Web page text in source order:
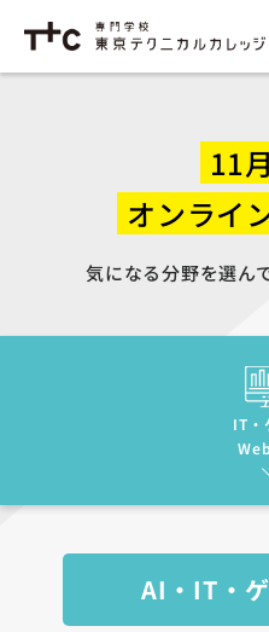
11
オンライ
気になる分野を選ん
IT・
AI・IT・